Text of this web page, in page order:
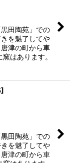
田陶苑」での
を魅了してや
津の町から車
はあります。
]
田陶苑」での
を魅了してや
津の町から車